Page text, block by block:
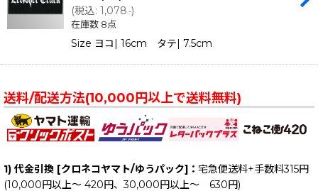
(税込: 1,078.-)
在庫数 8点
Size ヨコ| 16cm タテ| 7.5cm
送料/配送方法(10,000円以上で送料無料)
1) 代金引換 [クロネコヤマト/ゆうパック]： 宅急便送料+手数料315円
(10,000円以上～ 420円、30,000円以上～ 630円)